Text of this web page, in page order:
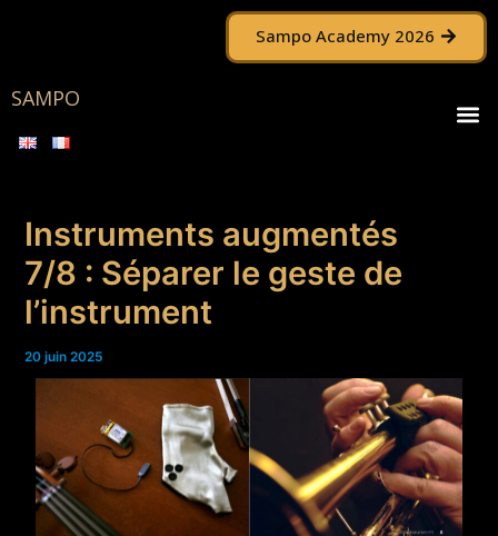
Sampo Academy 2026
SAMPO
Instruments augmentés
7/8 : Séparer le geste de
l’instrument
20 juin 2025